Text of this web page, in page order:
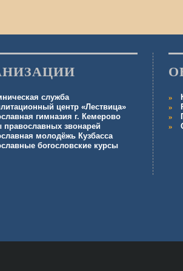
служба
центр «Лествица»
гимназия г. Кемерово
православных звонарей
молодёжь Кузбасса
богословские курсы